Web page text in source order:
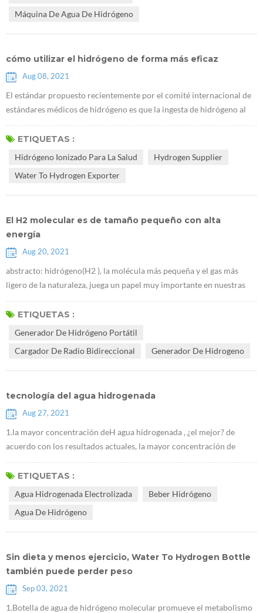
Máquina De Agua De Hidrógeno
cómo utilizar el hidrógeno de forma más eficaz
Aug 08, 2021
El estándar propuesto recientemente por el comité internacional de
estándares médicos de hidrógeno es que la ingesta de hidrógeno al
beber Rico agua hidrogenada debe tener una concentración de
hidrógeno de no menos de 0,5 ppm y al menos 0,5 mg por persona
con hidrógen...
ETIQUETAS :
Hidrógeno Ionizado Para La Salud
Hydrogen Supplier
Water To Hydrogen Exporter
El H2 molecular es de tamaño pequeño con alta
energía
Aug 20, 2021
abstracto: hidrógeno(H2 ), la molécula más pequeña y el gas más
ligero de la naturaleza, juega un papel muy importante en nuestras
vidas.tiene importantes efectos preventivos y terapéuticos sobre
diversas enfermedades del cuerpo humano.este artículo describe la
H2, ...
ETIQUETAS :
Generador De Hidrógeno Portátil
Cargador De Radio Bidireccional
Generador De Hidrogeno
tecnología del agua hidrogenada
Aug 27, 2021
1.la mayor concentración deH agua hidrogenada , ¿el mejor? de
acuerdo con los resultados actuales, la mayor concentración de
hidrógeno, los efectos más significativos en la mejora de la
enfermedad.Es necesario enfatizar que beber hidrógeno debe ser un
los cambios de ...
ETIQUETAS :
Agua Hidrogenada Electrolizada
Beber Hidrógeno
Agua De Hidrógeno
Sin dieta y menos ejercicio, Water To Hydrogen Bottle
también puede perder peso
Sep 03, 2021
1.Botella de agua de hidrógeno molecular promueve el metabolismo